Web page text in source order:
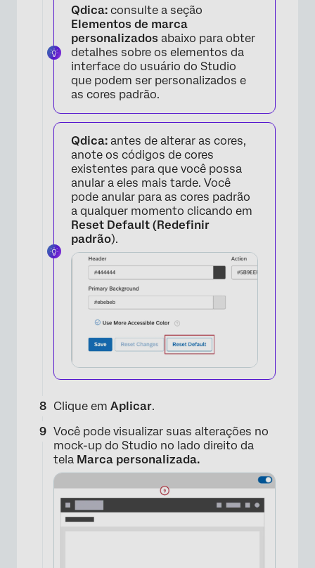
×
×
×
×
Qdica: consulte a seção
Elementos de marca
personalizados abaixo para obter
detalhes sobre os elementos da
interface do usuário do Studio
que podem ser personalizados e
as cores padrão.
Qdica: antes de alterar as cores,
anote os códigos de cores
existentes para que você possa
anular a eles mais tarde. Você
pode anular para as cores padrão
a qualquer momento clicando em
Reset Default (Redefinir
padrão).
Clique em Aplicar.
Você pode visualizar suas alterações no
mock-up do Studio no lado direito da
tela Marca personalizada.